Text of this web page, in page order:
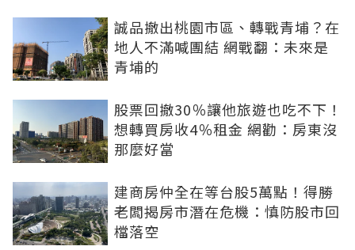
誠品撤出桃園市區、轉戰青埔？在
地人不滿喊團結 網戰翻：未來是
青埔的
股票回撤30％讓他旅遊也吃不下！
想轉買房收4％租金 網勸：房東沒
那麼好當
建商房仲全在等台股5萬點！得勝
老闆揭房市潛在危機：慎防股市回
檔落空